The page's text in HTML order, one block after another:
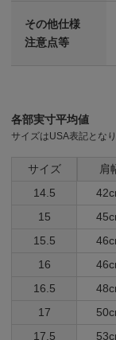
その他仕様
注意点等
各部実寸平均値
サイズはUSA表記とな
サイズ 肩
14.5
15
15.5
16
16.5
17
17.5